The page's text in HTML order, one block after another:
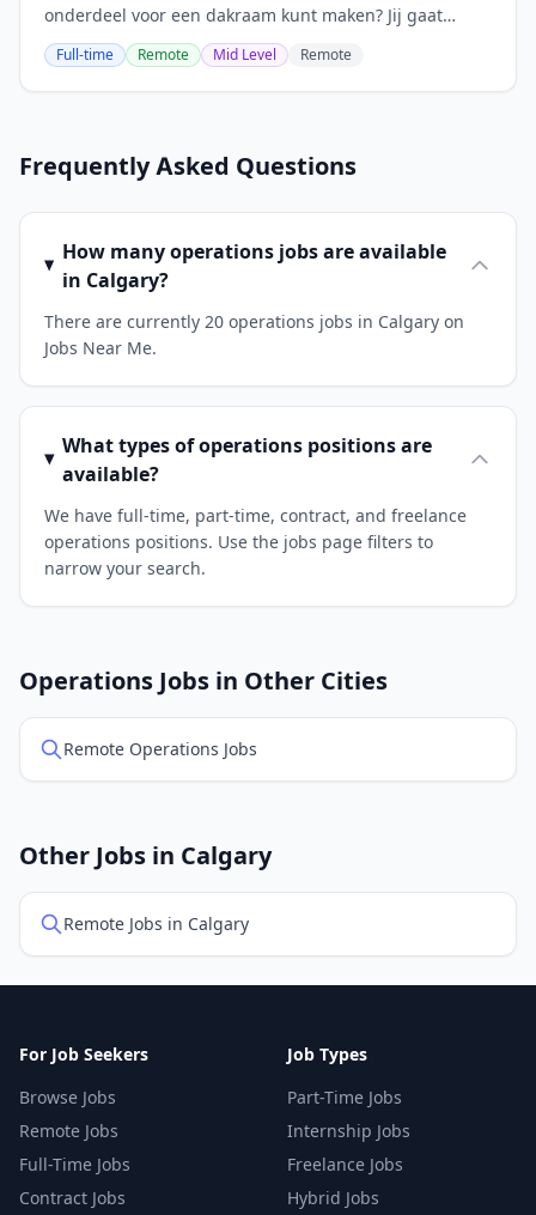
onderdeel voor een dakraam kunt maken? Jij gaat
namelijk werken met een vormmachine en een CNC-
machine. De vormmachine verwarmt de kunststof
plaat...
Full-time Remote Mid Level Remote
Frequently Asked Questions
How many operations jobs are available
in Calgary?
There are currently 20 operations jobs in Calgary on
Jobs Near Me.
What types of operations positions are
available?
We have full-time, part-time, contract, and freelance
operations positions. Use the jobs page filters to
narrow your search.
Operations Jobs in Other Cities
Remote Operations Jobs
Other Jobs in Calgary
Remote Jobs in Calgary
For Job Seekers
Browse Jobs
Remote Jobs
Full-Time Jobs
Contract Jobs
Job Types
Part-Time Jobs
Internship Jobs
Freelance Jobs
Hybrid Jobs